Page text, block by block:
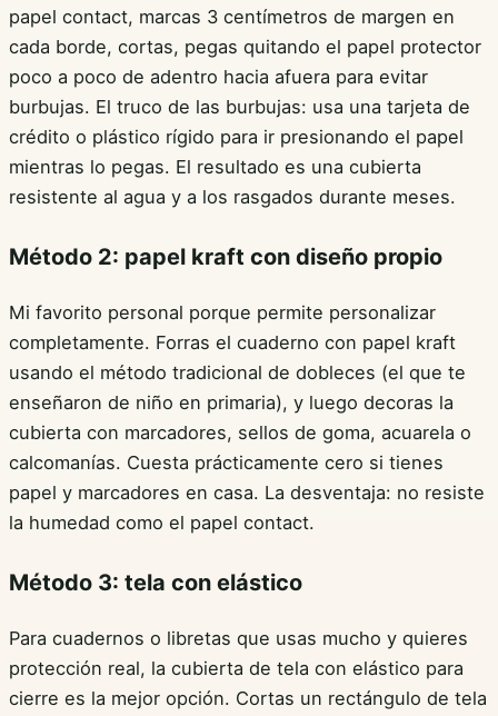
papel contact, marcas 3 centímetros de margen en
cada borde, cortas, pegas quitando el papel protector
poco a poco de adentro hacia afuera para evitar
burbujas. El truco de las burbujas: usa una tarjeta de
crédito o plástico rígido para ir presionando el papel
mientras lo pegas. El resultado es una cubierta
resistente al agua y a los rasgados durante meses.
Método 2: papel kraft con diseño propio
Mi favorito personal porque permite personalizar
completamente. Forras el cuaderno con papel kraft
usando el método tradicional de dobleces (el que te
enseñaron de niño en primaria), y luego decoras la
cubierta con marcadores, sellos de goma, acuarela o
calcomanías. Cuesta prácticamente cero si tienes
papel y marcadores en casa. La desventaja: no resiste
la humedad como el papel contact.
Método 3: tela con elástico
Para cuadernos o libretas que usas mucho y quieres
protección real, la cubierta de tela con elástico para
cierre es la mejor opción. Cortas un rectángulo de tela